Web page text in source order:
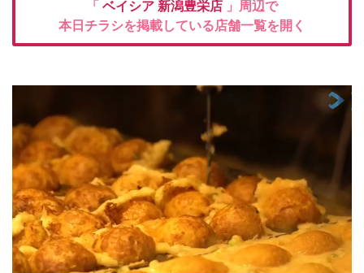
「 ベイシア 新潟豊栄店 」周辺で
本日チラシを掲載している店舗一覧を開く